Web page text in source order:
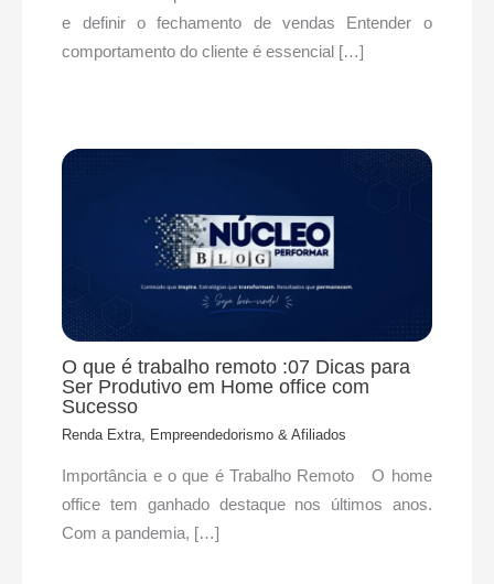
e definir o fechamento de vendas Entender o
comportamento do cliente é essencial […]
O que é trabalho remoto :07 Dicas para
Ser Produtivo em Home office com
Sucesso
Renda Extra, Empreendedorismo & Afiliados
Importância e o que é Trabalho Remoto O home
office tem ganhado destaque nos últimos anos.
Com a pandemia, […]